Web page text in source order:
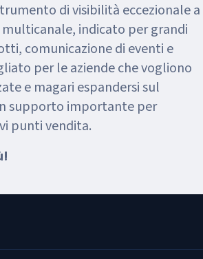
di visibilità eccezionale a
indicato per grandi
comunicazione di eventi e
per le aziende che vogliono
e magari espandersi sul
supporto importante per
punti vendita.